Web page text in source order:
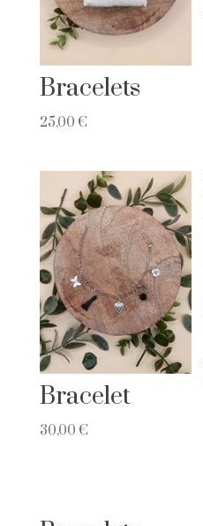
Bracelets
25,00 €
Bracelet
30,00 €